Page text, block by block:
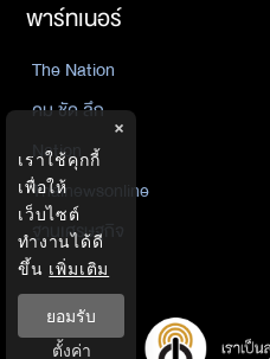
พาร์ทเนอร์
The Nation
คม ชัด ลึก
Nation
Thainewsonline
ฐานเศรษฐกิจ
×
เราใช้คุกกี้
เพื่อให้
เว็บไซต์
ทำงานได้ดี
ขึ้น เพิ่มเติม
ยอมรับ
ตั้งค่า